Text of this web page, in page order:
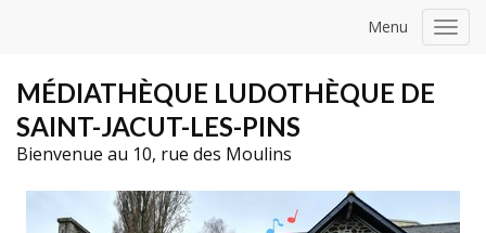
Menu
MÉDIATHÈQUE LUDOTHÈQUE DE
SAINT-JACUT-LES-PINS
Bienvenue au 10, rue des Moulins